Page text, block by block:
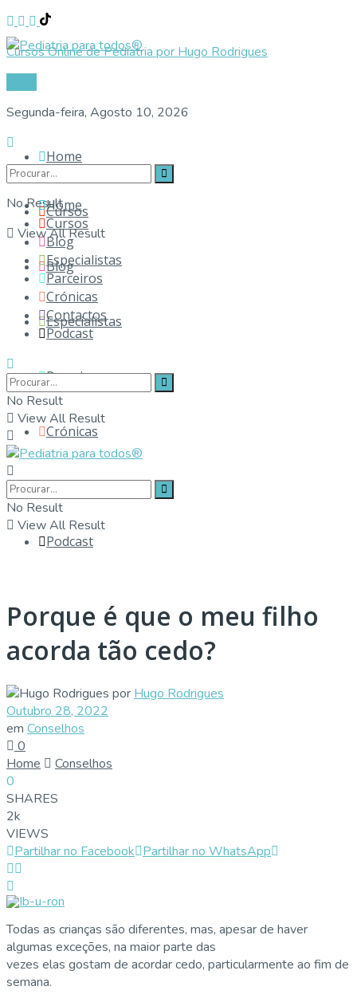
Cursos Online de Pediatria por Hugo Rodrigues
Segunda-feira, Agosto 10, 2026
No Result
View All Result
Home
Cursos
Blog
Especialistas
Parceiros
Crónicas
Contactos
Podcast
Home
Cursos
Blog
Especialistas
Parceiros
Crónicas
Contactos
Podcast
No Result
View All Result
No Result
View All Result
Porque é que o meu filho
acorda tão cedo?
por Hugo Rodrigues
Outubro 28, 2022
em Conselhos
0
Home
Conselhos
0
SHARES
2k
VIEWS
Partilhar no Facebook Partilhar no WhatsApp
Todas as crianças são diferentes, mas, apesar de haver
algumas exceções, na maior parte das
vezes elas gostam de acordar cedo, particularmente ao fim de
semana.